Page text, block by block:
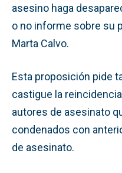
asesino haga
o no informe sobre su
Marta Calvo.
Esta proposición pide
castigue la
autores de asesinato
condenados con
de asesinato.